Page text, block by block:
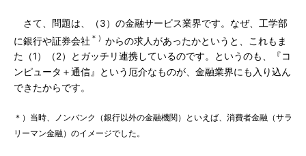
さて、問題は、（3）の金融サービス業界です。なぜ、工学部
に銀行や証券会社 ＊） からの求人があったかというと、これもま
た（1）（2）とガッチリ連携しているのです。というのも、『コ
ンピュータ＋通信』という厄介なものが、金融業界にも入り込ん
できたからです。
＊）当時、ノンバンク（銀行以外の金融機関）といえば、消費者金融（サラ
リーマン金融）のイメージでした。